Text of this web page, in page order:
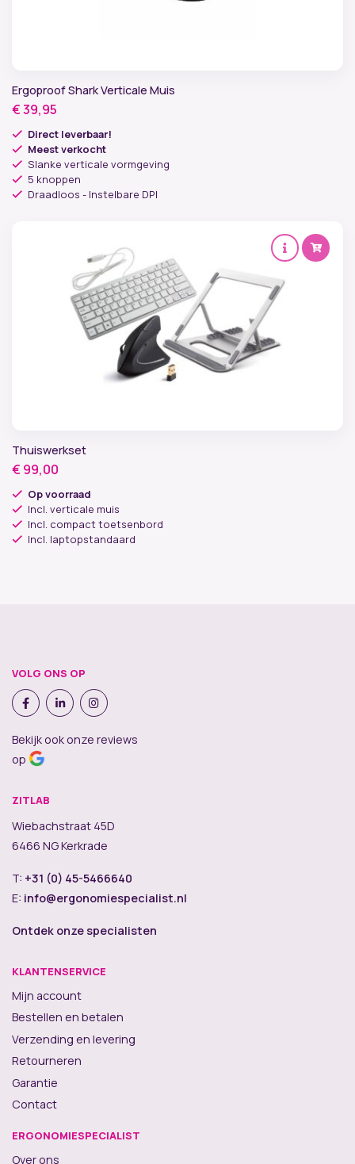
Ergoproof Shark Verticale Muis
€39,95
Direct leverbaar!
Meest verkocht
Slanke verticale vormgeving
5 knoppen
Draadloos - Instelbare DPI
Thuiswerkset
€ 99,00
Op voorraad
Incl. verticale muis
Incl. compact toetsenbord
Incl. laptopstandaard
VOLG ONS OP
Bekijk ook onze reviews
op
ZITLAB
Wiebachstraat 45D
6466 NG Kerkrade
T: +31 (0) 45-5466640
E: info@ergonomiespecialist.nl
Ontdek onze specialisten
KLANTENSERVICE
Mijn account
Bestellen en betalen
Verzending en levering
Retourneren
Garantie
Contact
ERGONOMIESPECIALIST
Over ons